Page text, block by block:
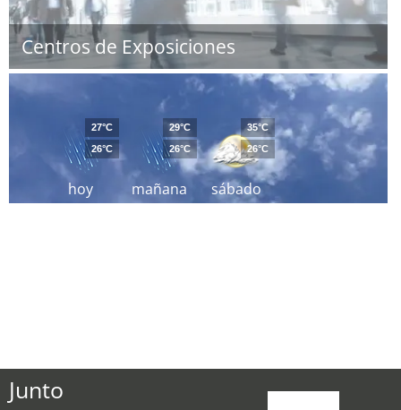
Centros de Exposiciones
hoy
27°C
26°C
mañana
29°C
26°C
sábado
35°C
26°C
Junto